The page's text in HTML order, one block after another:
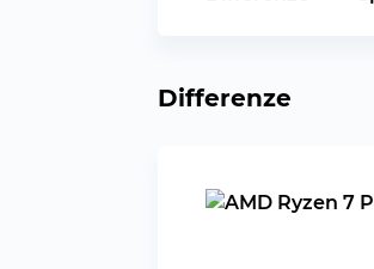
Differenze